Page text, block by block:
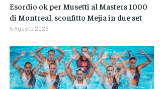
Esordio ok per Musetti al Masters 1000
di Montreal, sconfitto Mejia in due set
5 Agosto 2026